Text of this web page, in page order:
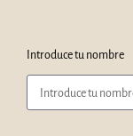
Introduce tu nombre